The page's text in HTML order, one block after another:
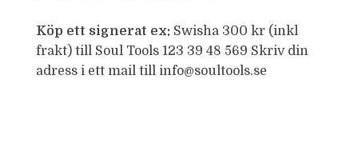
Köp ett signerat ex: Swisha 300 kr (inkl
frakt) till Soul Tools 123 39 48 569 Skriv din
adress i ett mail till info@soultools.se